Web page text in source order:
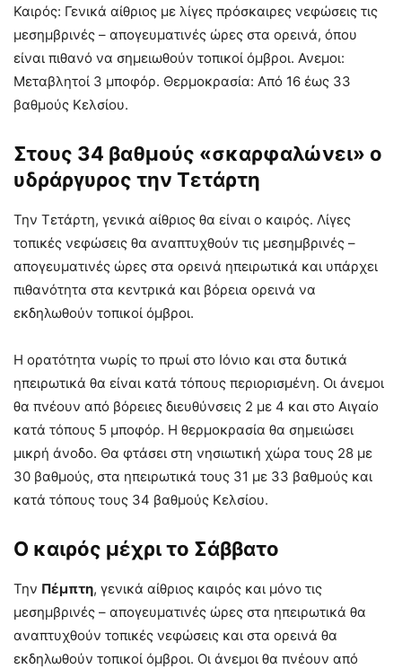
Καιρός: Γενικά αίθριος με λίγες πρόσκαιρες νεφώσεις τις
μεσημβρινές – απογευματινές ώρες στα ορεινά, όπου
είναι πιθανό να σημειωθούν τοπικοί όμβροι. Ανεμοι:
Μεταβλητοί 3 μποφόρ. Θερμοκρασία: Από 16 έως 33
βαθμούς Κελσίου.
Στους 34 βαθμούς «σκαρφαλώνει» ο
υδράργυρος την Τετάρτη
Την Τετάρτη, γενικά αίθριος θα είναι ο καιρός. Λίγες
τοπικές νεφώσεις θα αναπτυχθούν τις μεσημβρινές –
απογευματινές ώρες στα ορεινά ηπειρωτικά και υπάρχει
πιθανότητα στα κεντρικά και βόρεια ορεινά να
εκδηλωθούν τοπικοί όμβροι.
Η ορατότητα νωρίς το πρωί στο Ιόνιο και στα δυτικά
ηπειρωτικά θα είναι κατά τόπους περιορισμένη. Οι άνεμοι
θα πνέουν από βόρειες διευθύνσεις 2 με 4 και στο Αιγαίο
κατά τόπους 5 μποφόρ. Η θερμοκρασία θα σημειώσει
μικρή άνοδο. Θα φτάσει στη νησιωτική χώρα τους 28 με
30 βαθμούς, στα ηπειρωτικά τους 31 με 33 βαθμούς και
κατά τόπους τους 34 βαθμούς Κελσίου.
Ο καιρός μέχρι το Σάββατο
Την Πέμπτη, γενικά αίθριος καιρός και μόνο τις
μεσημβρινές – απογευματινές ώρες στα ηπειρωτικά θα
αναπτυχθούν τοπικές νεφώσεις και στα ορεινά θα
εκδηλωθούν τοπικοί όμβροι. Οι άνεμοι θα πνέουν από